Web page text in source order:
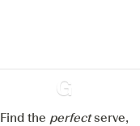
Ginventory
Find the perfectserve,
Alle Cookies akzeptieren